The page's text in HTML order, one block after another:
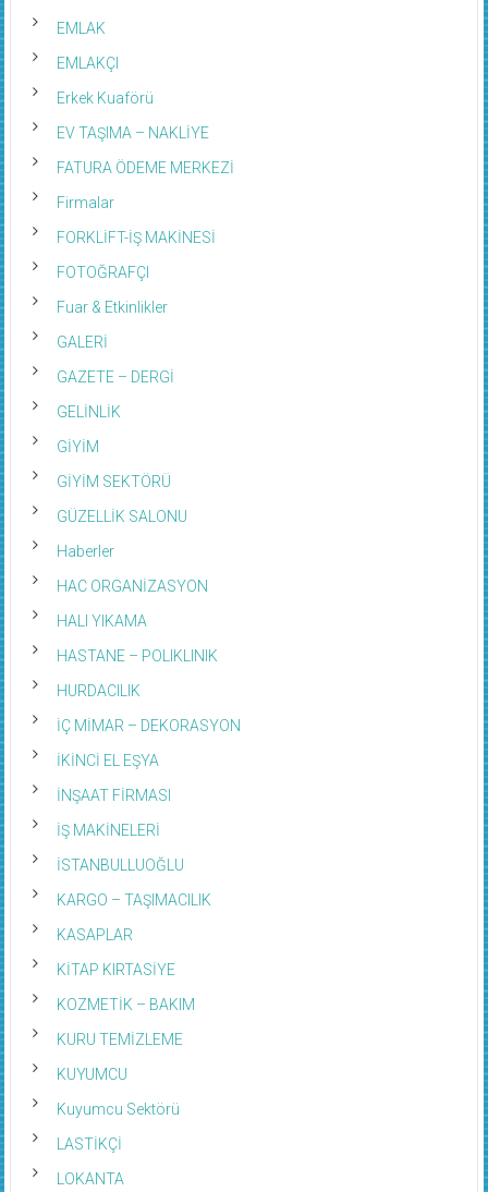
EMLAK
EMLAKÇI
Erkek Kuaförü
EV TAŞIMA – NAKLİYE
FATURA ÖDEME MERKEZİ
Firmalar
FORKLİFT-İŞ MAKİNESİ
FOTOĞRAFÇI
Fuar & Etkinlikler
GALERİ
GAZETE – DERGİ
GELİNLİK
GİYİM
GİYİM SEKTÖRÜ
GÜZELLİK SALONU
Haberler
HAC ORGANİZASYON
HALI YIKAMA
HASTANE – POLIKLINIK
HURDACILIK
İÇ MİMAR – DEKORASYON
İKİNCİ EL EŞYA
İNŞAAT FİRMASI
İŞ MAKİNELERİ
İSTANBULLUOĞLU
KARGO – TAŞIMACILIK
KASAPLAR
KİTAP KIRTASİYE
KOZMETİK – BAKIM
KURU TEMİZLEME
KUYUMCU
Kuyumcu Sektörü
LASTİKÇİ
LOKANTA